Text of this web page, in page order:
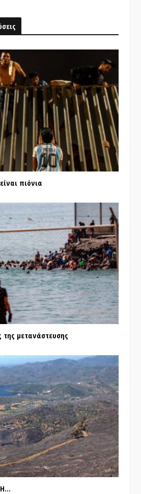
πιόνια
της μετανάστευσης